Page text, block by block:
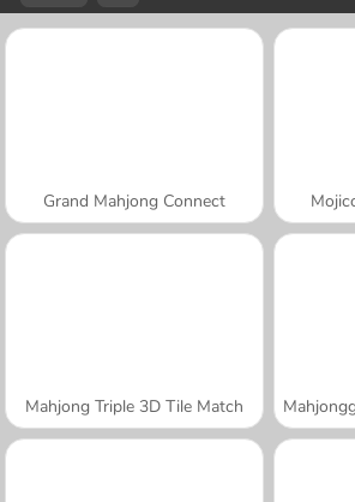
Grand Mahjong Connect
Mahjong Triple 3D Tile Match